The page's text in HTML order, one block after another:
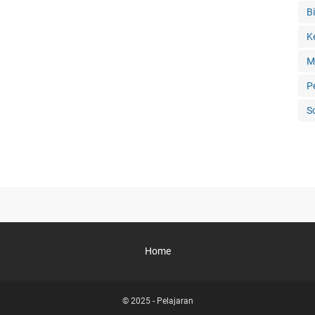
Home
© 2025 - Pelajaran